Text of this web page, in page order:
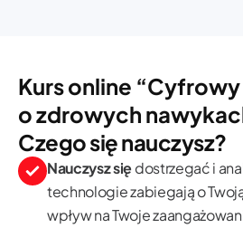
Kurs online
o zdrowych
Czego się nauczysz?
Nauczysz siędostrzegać i
technologie zabiegają o
wpływ na Twoje